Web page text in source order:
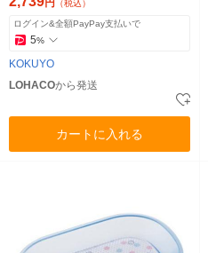
円 （税込）
ログイン&全額PayPay支払いで
5%
KOKUYO
LOHACOから発送
カートに入れる